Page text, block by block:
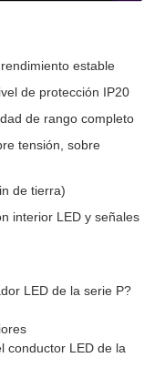
estable
de protección IP20
de rango completo
tensión, sobre
de tierra)
interior LED y señales
LED de la serie P?
conductor LED de la